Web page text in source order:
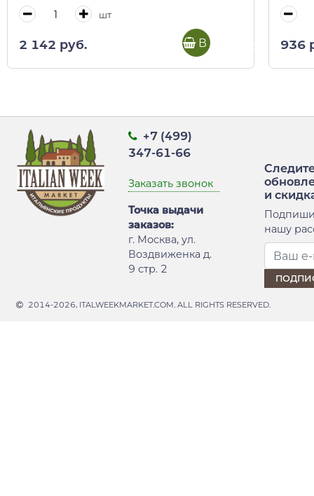
шт
2 142 руб. В корзину 936
+7 (499)
347-61-66
Заказать звонок
Точка выдачи
заказов:
г. Москва, ул.
Воздвиженка д.
9 стр. 2
и
нашу
2014-2026, ITALWEEKMARKET.COM. ALL RIGHTS RESERVED.